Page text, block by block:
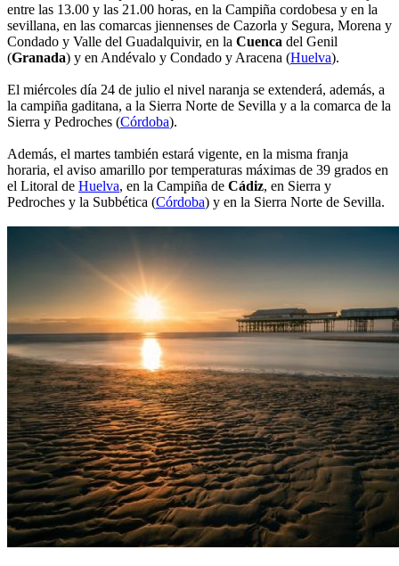
entre las 13.00 y las 21.00 horas, en la Campiña cordobesa y en la
sevillana, en las comarcas jiennenses de Cazorla y Segura, Morena y
Condado y Valle del Guadalquivir, en la Cuenca del Genil
(Granada) y en Andévalo y Condado y Aracena (Huelva).
El miércoles día 24 de julio el nivel naranja se extenderá, además, a
la campiña gaditana, a la Sierra Norte de Sevilla y a la comarca de la
Sierra y Pedroches (Córdoba).
Además, el martes también estará vigente, en la misma franja
horaria, el aviso amarillo por temperaturas máximas de 39 grados en
el Litoral de Huelva, en la Campiña de Cádiz, en Sierra y
Pedroches y la Subbética (Córdoba) y en la Sierra Norte de Sevilla.